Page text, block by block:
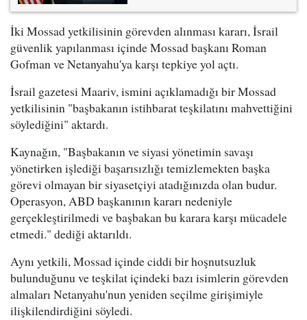
İki Mossad yetkilisinin görevden alınması kararı, İsrail
güvenlik yapılanması içinde Mossad başkanı Roman
Gofman ve Netanyahu'ya karşı tepkiye yol açtı.
İsrail gazetesi Maariv, ismini açıklamadığı bir Mossad
yetkilisinin "başbakanın istihbarat teşkilatını mahvettiğini
söylediğini" aktardı.
Kaynağın, "Başbakanın ve siyasi yönetimin savaşı
yönetirken işlediği başarısızlığı temizlemekten başka
görevi olmayan bir siyasetçiyi atadığınızda olan budur.
Operasyon, ABD başkanının kararı nedeniyle
gerçekleştirilmedi ve başbakan bu karara karşı mücadele
etmedi." dediği aktarıldı.
Aynı yetkili, Mossad içinde ciddi bir hoşnutsuzluk
bulunduğunu ve teşkilat içindeki bazı isimlerin görevden
almaları Netanyahu'nun yeniden seçilme girişimiyle
ilişkilendirdiğini söyledi.